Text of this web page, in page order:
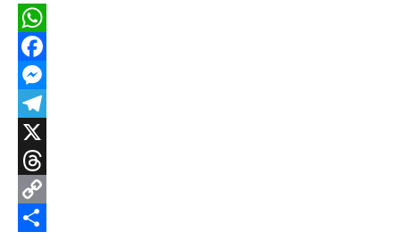
WhatsApp
Facebook
Messenger
Telegram
X
Threads
Copy